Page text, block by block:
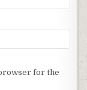
for the